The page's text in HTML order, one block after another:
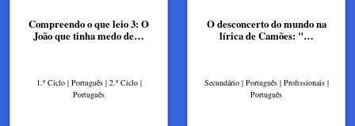
Compreendo o que leio 3: O
João que tinha medo de…
1.º Ciclo | Português | 2.º Ciclo |
Português
O desconcerto do mundo na
lírica de Camões: "…
Secundário | Português | Profissionais |
Português